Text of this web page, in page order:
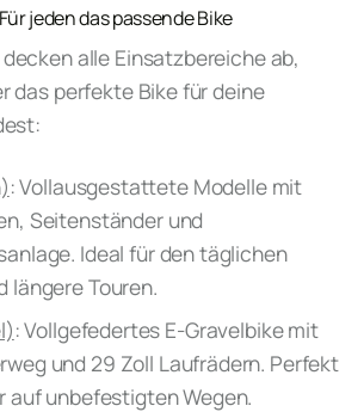
jeden das passende Bike
alle Einsatzbereiche ab,
das perfekte Bike für deine
: Vollausgestattete Modelle mit
Seitenständer und
Ideal für den täglichen
längere Touren.
: Vollgefedertes E-Gravelbike mit
und 29 Zoll Laufrädern. Perfekt
auf unbefestigten Wegen.